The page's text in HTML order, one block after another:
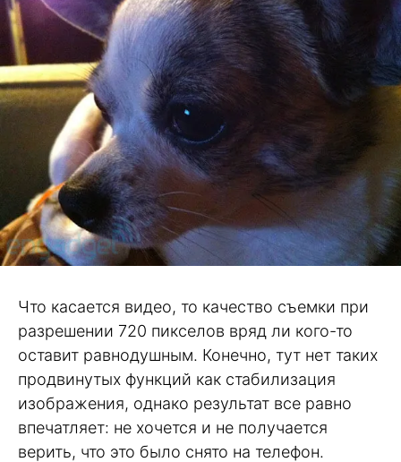
Что касается видео, то качество съемки при
разрешении 720 пикселов вряд ли кого-то
оставит равнодушным. Конечно, тут нет таких
продвинутых функций как стабилизация
изображения, однако результат все равно
впечатляет: не хочется и не получается
верить, что это было снято на телефон.